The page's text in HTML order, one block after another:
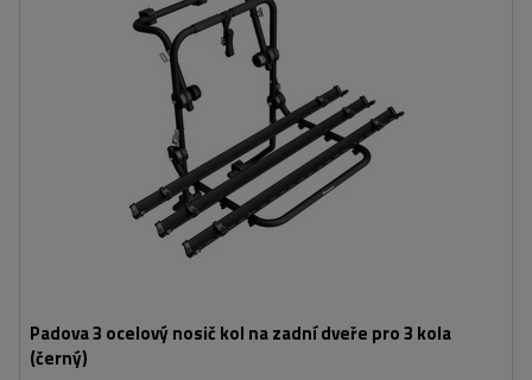
Padova 3 ocelový nosič kol na zadní dveře pro 3 kola
(černý)
univerzální montážní systém
kompatibilní se všemi typy karoserií